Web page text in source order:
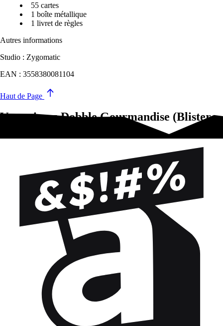
55 cartes
1 boîte métallique
1 livret de règles
Autres informations
Studio : Zygomatic
EAN : 3558380081104
Haut de Page
Vous aimez Dobble Gourmandise (Blister